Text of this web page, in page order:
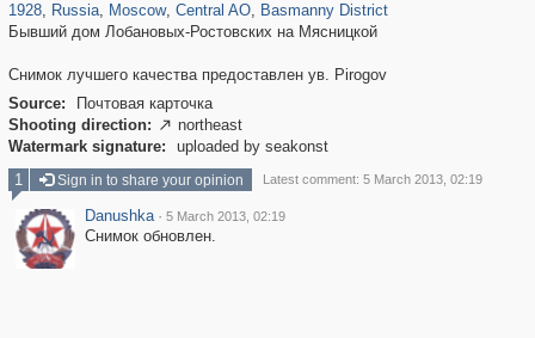
1928, Russia, Moscow, Central AO, Basmanny District
Бывший дом Лобановых-Ростовских на Мясницкой
Снимок лучшего качества предоставлен ув. Pirogov
Source:
Почтовая карточка
Shooting direction:  northeast
Watermark signature:
uploaded by seakonst
1 Sign in to share your opinion Latest comment: 5 March 2013, 02:19
Danushka · 5 March 2013, 02:19
Снимок обновлен.